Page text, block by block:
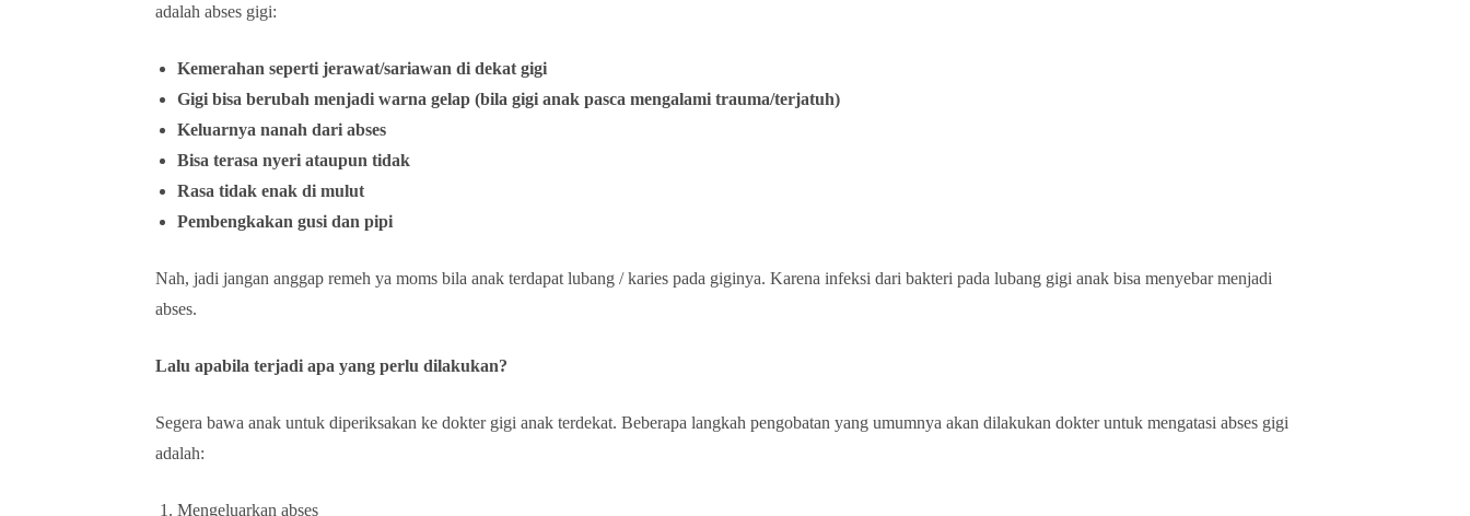
adalah abses gigi:
Kemerahan seperti jerawat/sariawan di dekat gigi
Gigi bisa berubah menjadi warna gelap (bila gigi anak pasca mengalami trauma/terjatuh)
Keluarnya nanah dari abses
Bisa terasa nyeri ataupun tidak
Rasa tidak enak di mulut
Pembengkakan gusi dan pipi
Nah, jadi jangan anggap remeh ya moms bila anak terdapat lubang / karies pada giginya. Karena infeksi dari bakteri pada lubang gigi anak bisa menyebar menjadi
abses.
Lalu apabila terjadi apa yang perlu dilakukan?
Segera bawa anak untuk diperiksakan ke dokter gigi anak terdekat. Beberapa langkah pengobatan yang umumnya akan dilakukan dokter untuk mengatasi abses gigi
adalah:
Mengeluarkan abses